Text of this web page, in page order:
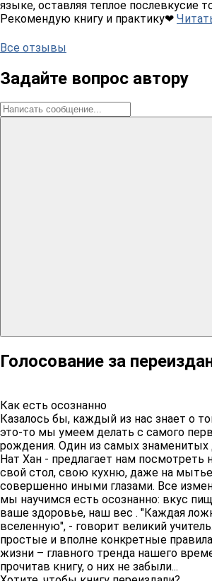
языке, оставляя теплое послевкусие
Рекомендую книгу и практику❤
Все отзывы
Задайте вопрос автору
Голосование за
Как есть осознанно
Казалось бы, каждый из нас знает о
это-то мы умеем делать с самого
рождения. Один из самых знаменитых
Нат Хан - предлагает нам посмотреть
свой стол, свою кухню, даже на
совершенно иными глазами. Все
мы научимся есть осознанно: вкус
ваше здоровье, наш вес . "Каждая
вселенную", - говорит великий
простые и вполне конкретные
жизни – главного тренда нашего
прочитав книгу, о них не забыли...